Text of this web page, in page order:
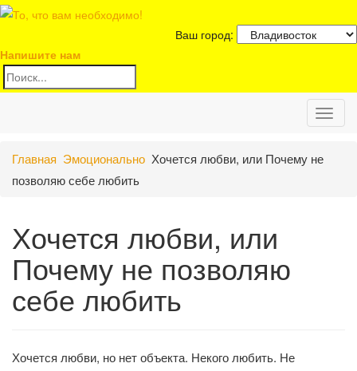
Ваш город:
Напишите нам
Главная Эмоционально Хочется любви, или Почему не
позволяю себе любить
Хочется любви, или
Почему не позволяю
себе любить
Хочется любви, но нет объекта. Некого любить. Не